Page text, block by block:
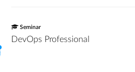
Seminar
DevOps Professional